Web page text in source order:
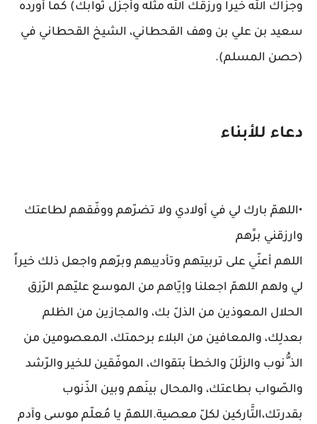
وجزاك الله خيرا ورزقك الله مثله وأجزل ثوابك) كما أورده
سعيد بن علي بن وهف القحطاني، الشيخ القحطاني في
(حصن المسلم).
دعاء للأبناء
•اللهمّ بارك لي في أولادي ولا تضرّهم ووفّقهم لطاعتك
وارزقني برََهم
اللهم أعنّي على تربيتهم وتأديبهم وبرّهم واجعل ذلك خيراً
لي ولهم اللهمّ اجعلنا وإيّاهم من الموسع عليّهم الرّزق
الحلال المعوذين من الذلّ بك، والمجازين من الظلم
بعدلِك، والمعافين من البلاء برحمتك، المعصومين من
الذ ُّنوب والزلَلَ والخطأ بتقواك، الموفّقين للخير والرّشد
والصّواب بطاعتك، والمحال بينَهم وبين الذّنوب
بقدرتك،التَّاركين لكلّ معصية.اللهمّ يا مُعلّم موسى وآدم